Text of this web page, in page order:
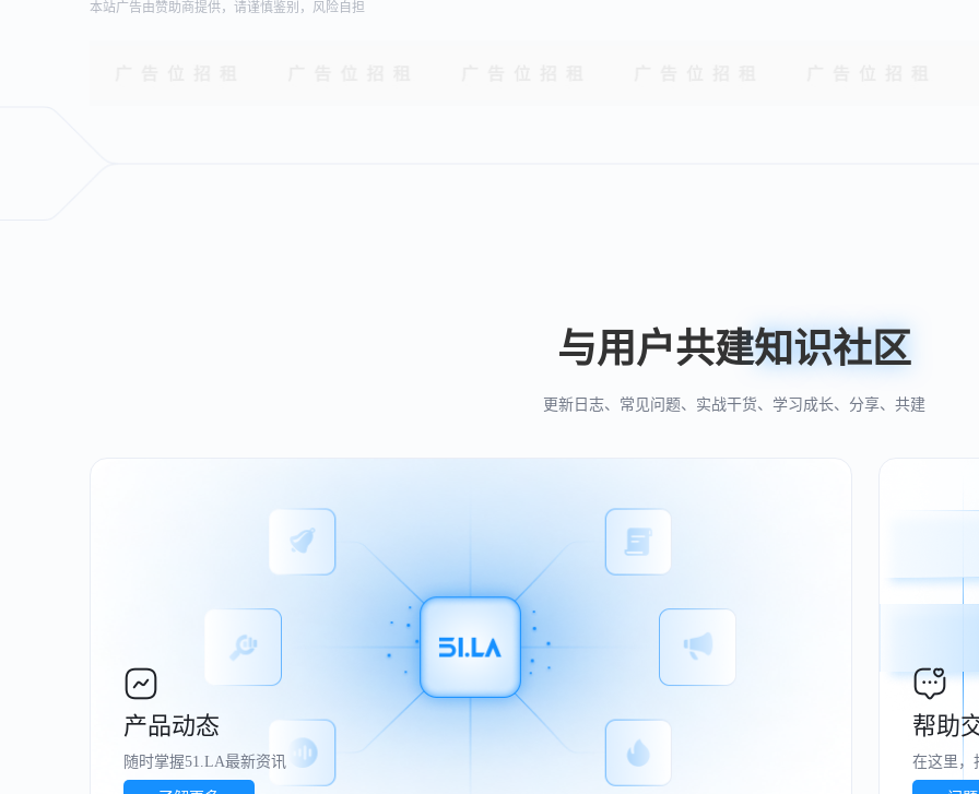
本站广告由赞助商提供，请谨慎鉴别，风险自担
与用户共建知识社区
更新日志、常见问题、实战干货、学习成长、分享、共建
产品动态
随时掌握51.LA最新资讯
帮助
在这里，